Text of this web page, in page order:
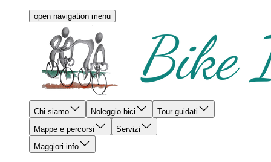
open navigation menu
Chi siamo Noleggio bici
Tour guidati
Mappe e percorsi
Servizi
Maggiori info